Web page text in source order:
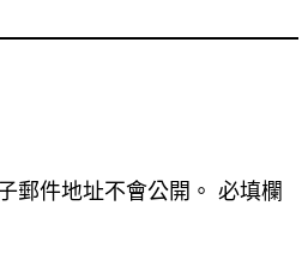
郵件地址不會公開。 必填欄